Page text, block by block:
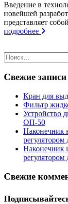
Введение в
новейшей
представляет
подробнее
Свежие записи
Кран для
Фильтр
Устройство
ОП-50
Наконечник
Наконечник
регулятором
Свежие